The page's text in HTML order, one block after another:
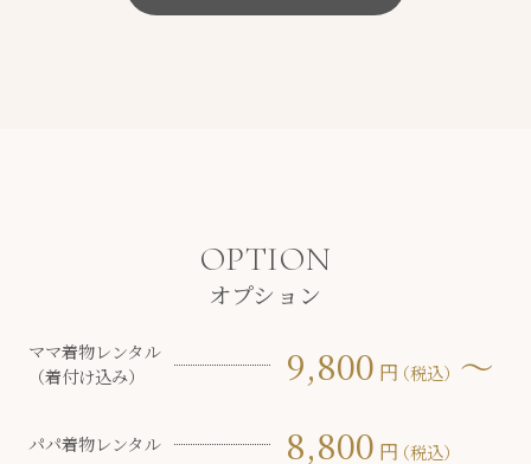
OPTION
オプション
ママ着物レンタル
（着付け込み）
9,800 円（税込） 〜
パパ着物レンタル 8,800 円（税込）